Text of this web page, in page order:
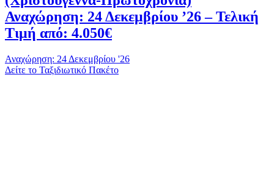
Αναχώρηση: 24 Δεκεμβρίου ’26 – Τελική
Τιμή από: 4.050€
Αναχώρηση: 24 Δεκεμβρίου '26
Δείτε το Ταξιδιωτικό Πακέτο